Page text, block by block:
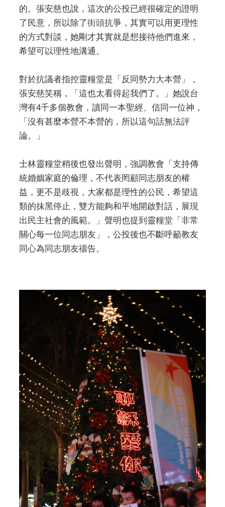
的。張安慈也說，這次的公投已經很確定的證明
了民意，所以除了街頭抗爭，其實可以用更理性
的方式對談，她剛才其實就是想接待他們進來，
希望可以理性地溝通。
對於抗議者指控靈糧堂是「反同勢力大本營」，
張安慈笑稱，「這也太看得起我們了。」她說台
灣有4千多個教會，讀同一本聖經、信同一位神，
「沒有甚麼本營不本營的，所以這句話無法評
論。」
士林靈糧堂稍後也發出聲明，強調教會「支持傳
統婚姻家庭的倫理，不代表罔顧同志朋友的權
益，更不是歧視，大家都是理性的公民，希望這
類的抹黑停止，雙方能夠和平地開啟對話，展現
出民主社會的風範。」聲明也提到靈糧堂「非常
關心每一位同志朋友」，公投後也不斷呼籲教友
同心為同志朋友禱告。